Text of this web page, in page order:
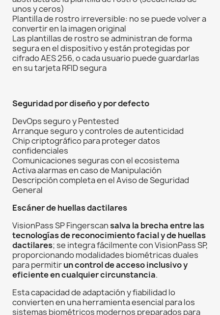
unos y ceros)
Plantilla de rostro irreversible: no se puede volver a
convertir en la imagen original
Las plantillas de rostro se administran de forma
segura en el dispositivo y están protegidas por
cifrado AES 256, o cada usuario puede guardarlas
en su tarjeta RFID segura
Seguridad por diseño y por defecto
DevOps seguro y Pentested
Arranque seguro y controles de autenticidad
Chip criptográfico para proteger datos
confidenciales
Comunicaciones seguras con el ecosistema
Activa alarmas en caso de Manipulación
Descripción completa en el Aviso de Seguridad
General
Escáner de huellas dactilares
VisionPass SP Fingerscansalva la brecha entre las
tecnologías de reconocimiento facial y de huellas
dactilares; se integra fácilmente con VisionPass SP,
proporcionando modalidades biométricas duales
para permitirun control de acceso inclusivo y
eficiente en cualquier circunstancia.
Esta capacidad de adaptación y fiabilidad lo
convierten en una herramienta esencial para los
sistemas biométricos modernos preparados para